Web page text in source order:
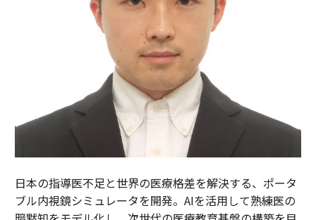
日本の指導医不足と世界の医療格差を解決する、ポータ
ブル内視鏡シミュレータを開発。AIを活用して熟練医の